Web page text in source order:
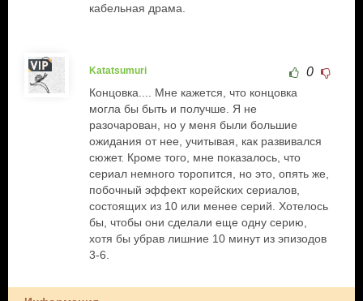
кабельная драма.
Katatsumuri 0
Концовка.... Мне кажется, что концовка
могла бы быть и получше. Я не
разочарован, но у меня были большие
ожидания от нее, учитывая, как развивался
сюжет. Кроме того, мне показалось, что
сериал немного торопится, но это, опять же,
побочный эффект корейских сериалов,
состоящих из 10 или менее серий. Хотелось
бы, чтобы они сделали еще одну серию,
хотя бы убрав лишние 10 минут из эпизодов
3-6.